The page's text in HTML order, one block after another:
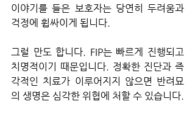
이야기를 들은 보호자는 당연히 두려움과
걱정에 휩싸이게 됩니다.
그럴 만도 합니다. FIP는 빠르게 진행되고
치명적이기 때문입니다. 정확한 진단과 즉
각적인 치료가 이루어지지 않으면 반려묘
의 생명은 심각한 위협에 처할 수 있습니다.